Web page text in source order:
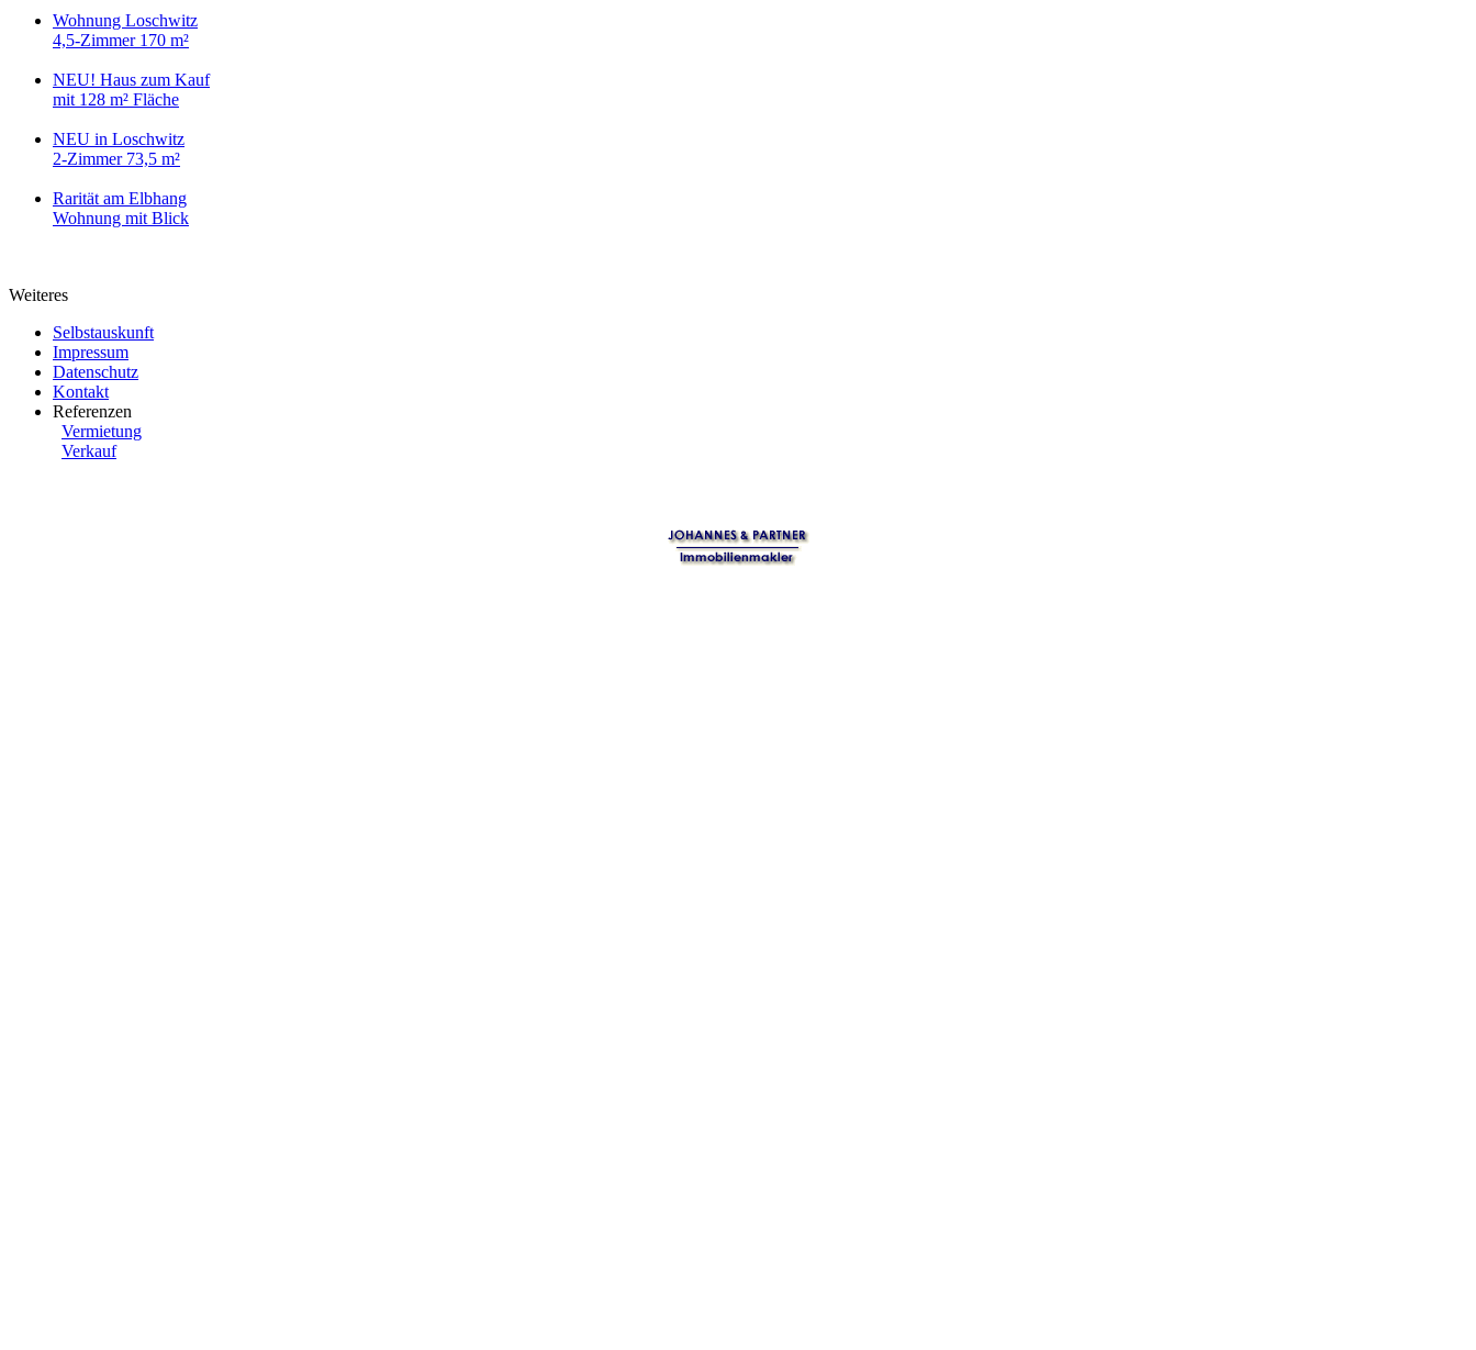
Wohnung Loschwitz
4,5-Zimmer 170 m²
NEU! Haus zum Kauf
mit 128 m² Fläche
NEU in Loschwitz
2-Zimmer 73,5 m²
Rarität am Elbhang
Wohnung mit Blick
Weiteres
Selbstauskunft
Impressum
Datenschutz
Kontakt
Referenzen
Vermietung
Verkauf